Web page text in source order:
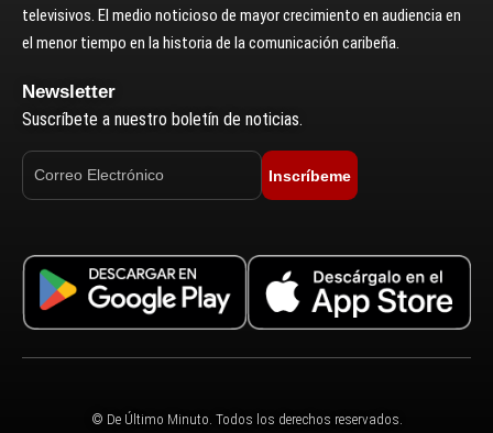
televisivos. El medio noticioso de mayor crecimiento en audiencia en
el menor tiempo en la historia de la comunicación caribeña.
Newsletter
Suscríbete a nuestro boletín de noticias.
Inscríbeme
© De Último Minuto. Todos los derechos reservados.